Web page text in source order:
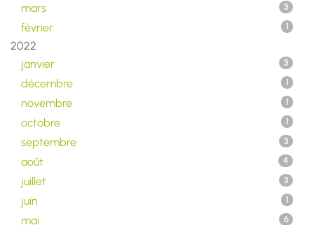
mars 3
février 1
2022
janvier
3
décembre 1
novembre 1
octobre 1
septembre 3
août 4
juillet 3
juin 1
mai 6